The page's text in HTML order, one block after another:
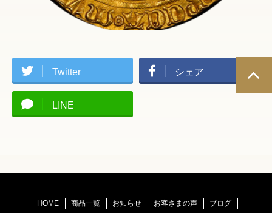
Twitter シェア
LINE
HOME 商品一覧 お知らせ お客さまの声
ブログ